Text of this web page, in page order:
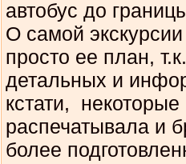
автобус до
О самой
просто ее план,
детальных и
кстати,
распечатывала и
более